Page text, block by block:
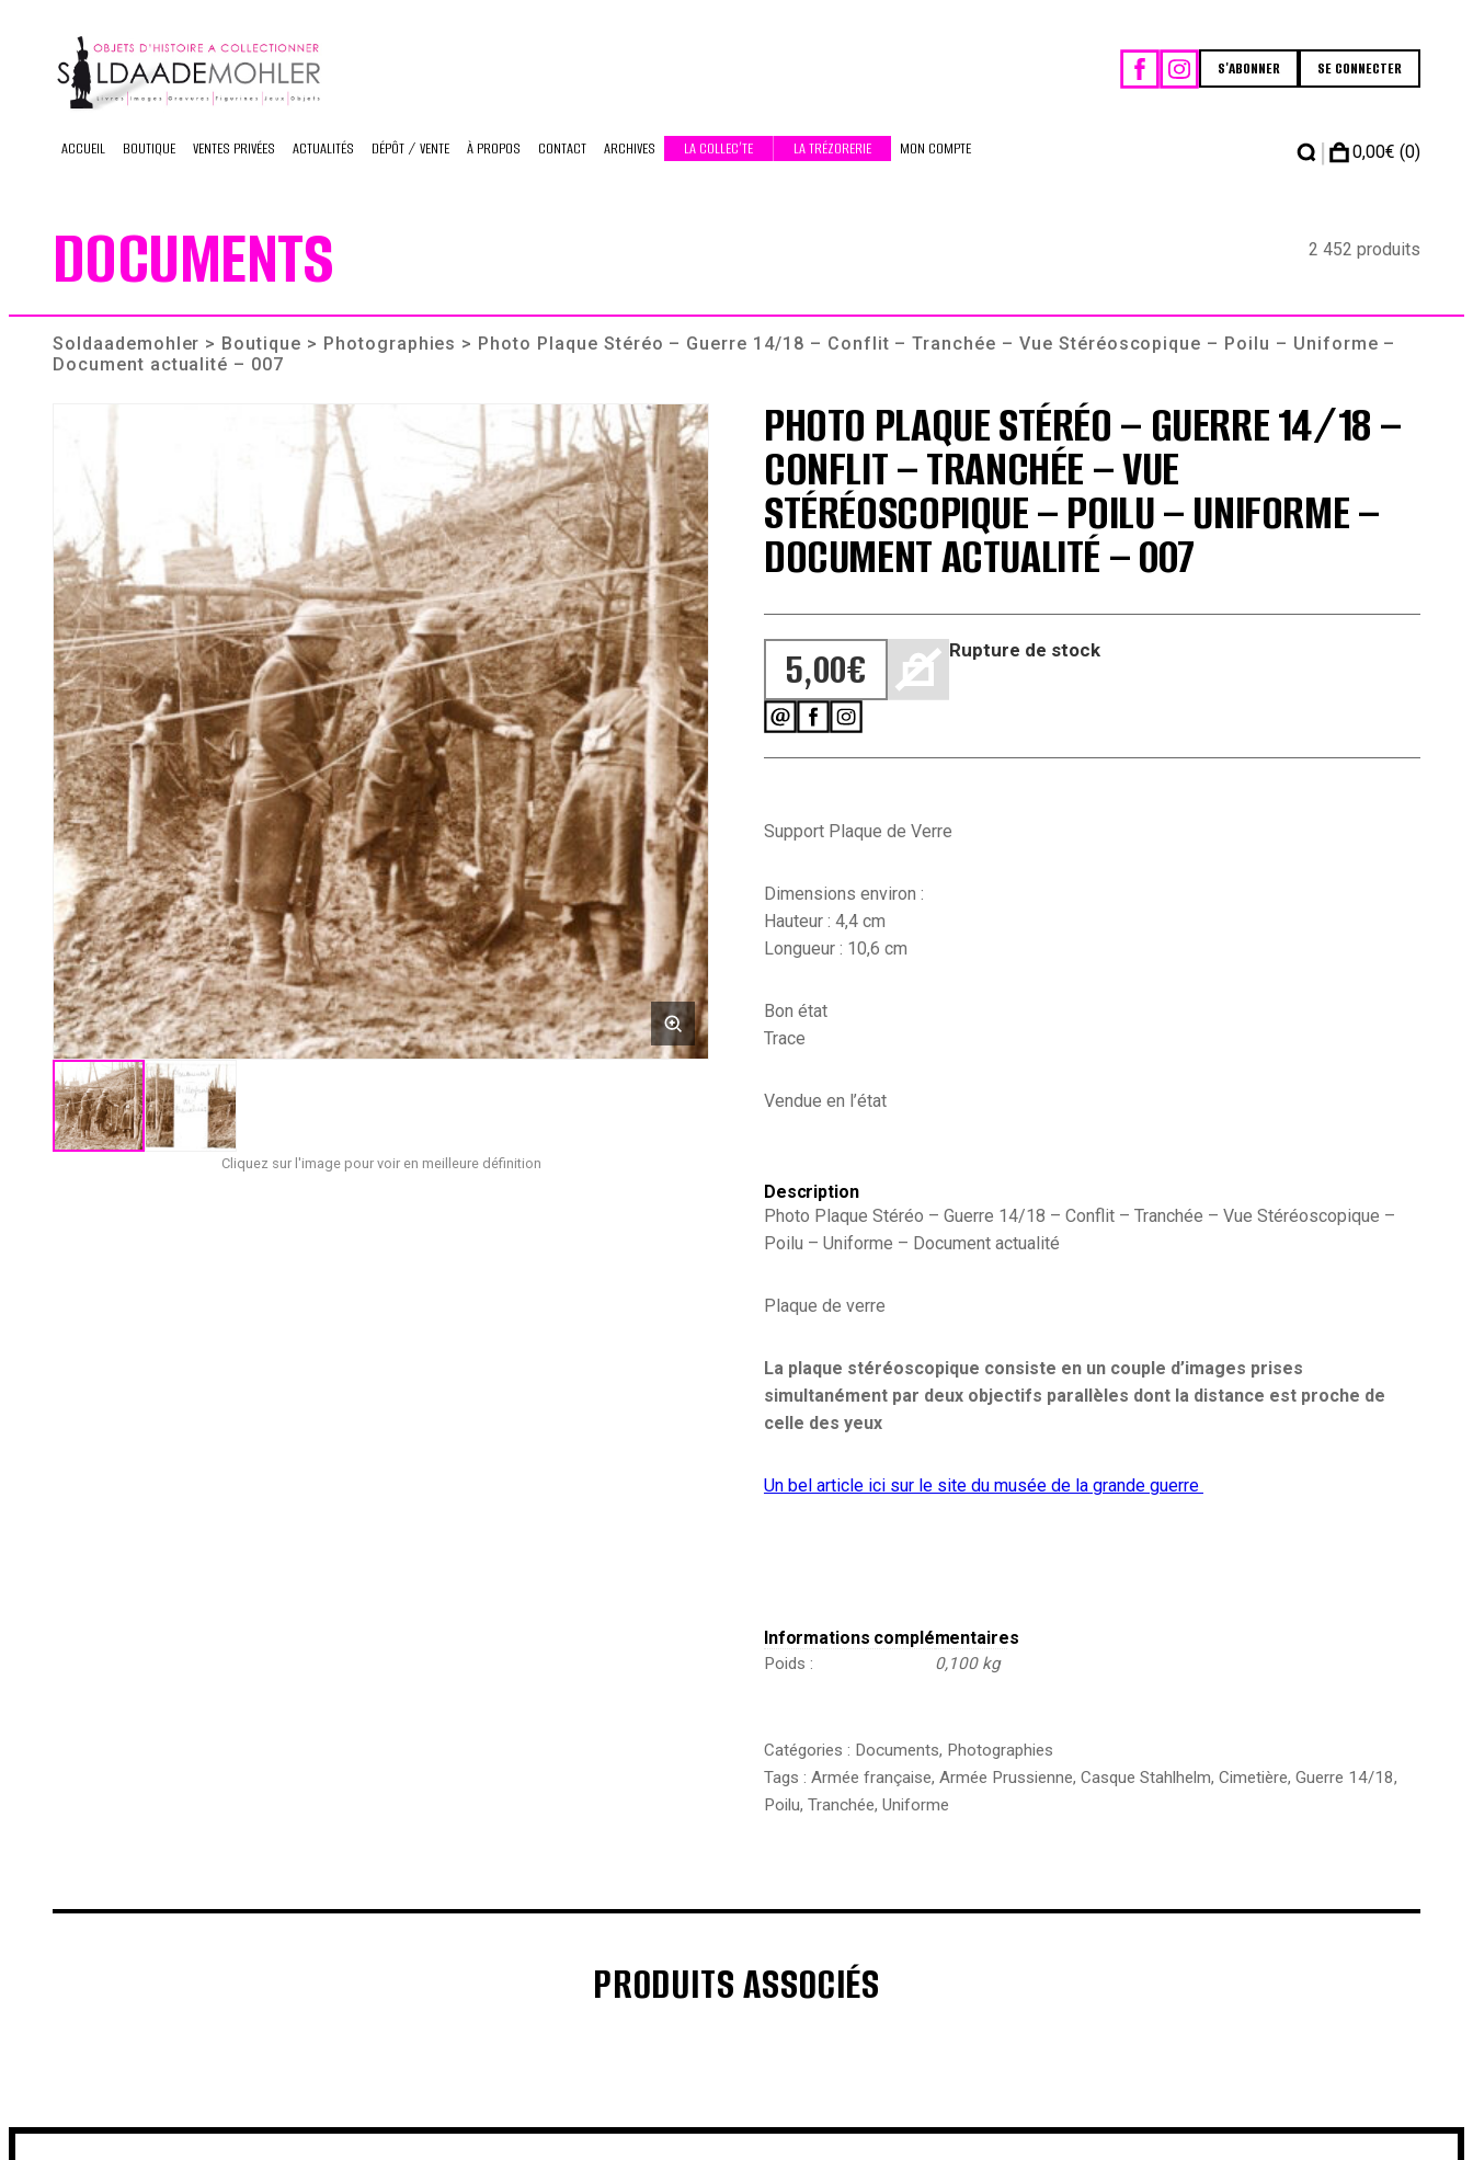
content
S'ABONNER SE CONNECTER
ACCUEIL BOUTIQUE VENTES PRIVÉES ACTUALITÉS DÉPÔT / VENTE À PROPOS CONTACT ARCHIVES LA COLLEC’TE LA TRÉZORERIE MON COMPTE | 0,00€ (0)
DOCUMENTS 2 452 produits
Soldaademohler > Boutique > Photographies > Photo Plaque Stéréo – Guerre 14/18 – Conflit – Tranchée – Vue Stéréoscopique – Poilu – Uniforme –
Document actualité – 007
Cliquez sur l'image pour voir en meilleure définition
PHOTO PLAQUE STÉRÉO – GUERRE 14/18 –
CONFLIT – TRANCHÉE – VUE
STÉRÉOSCOPIQUE – POILU – UNIFORME –
DOCUMENT ACTUALITÉ – 007
5,00€ Rupture de stock
Support Plaque de Verre
Dimensions environ :
Hauteur : 4,4 cm
Longueur : 10,6 cm
Bon état
Trace
Vendue en l’état
Description
Photo Plaque Stéréo – Guerre 14/18 – Conflit – Tranchée – Vue Stéréoscopique –
Poilu – Uniforme – Document actualité
Plaque de verre
La plaque stéréoscopique consiste en un couple d’images prises
simultanément par deux objectifs parallèles dont la distance est proche de
celle des yeux
Un bel article ici sur le site du musée de la grande guerre
Informations complémentaires
Poids 0,100 kg
Catégories : Documents, Photographies
Tags : Armée française, Armée Prussienne, Casque Stahlhelm, Cimetière, Guerre 14/18,
Poilu, Tranchée, Uniforme
PRODUITS ASSOCIÉS